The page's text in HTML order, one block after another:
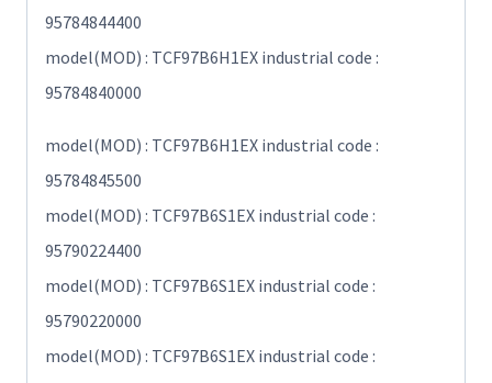
95784844400
model(MOD) : TCF97B6H1EX industrial code :
95784840000
model(MOD) : TCF97B6H1EX industrial code :
95784845500
model(MOD) : TCF97B6S1EX industrial code :
95790224400
model(MOD) : TCF97B6S1EX industrial code :
95790220000
model(MOD) : TCF97B6S1EX industrial code :